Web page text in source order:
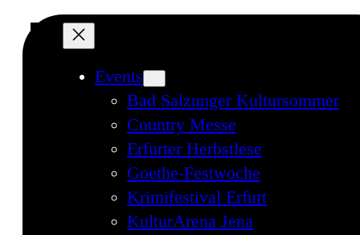
Events
Bad Salzunger Kultursommer
Country Messe
Erfurter Herbstlese
Goethe-Festwoche
Krimifestival Erfurt
KulturArena Jena